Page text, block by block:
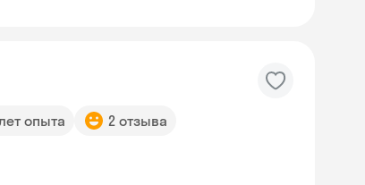
опыта 2 отзыва